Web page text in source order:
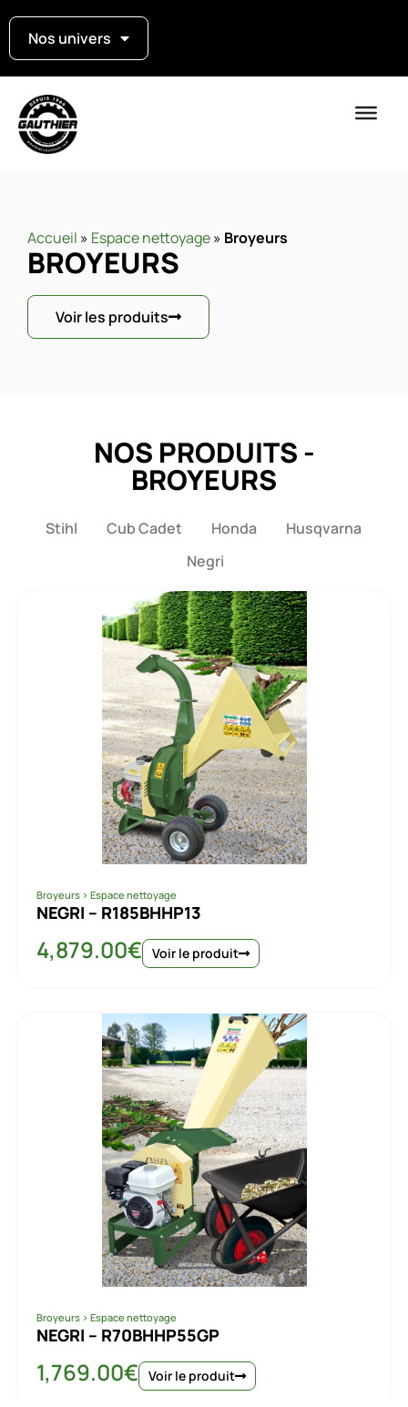
Nos univers
Accueil » Espace nettoyage» Broyeurs
BROYEURS
Voir les produits
NOS PRODUITS -
BROYEURS
Stihl Cub Cadet Honda
Husqvarna
Negri
Broyeurs > Espace nettoyage
NEGRI – R185BHHP13
4,879.00€ Voir le produit
Broyeurs > Espace nettoyage
NEGRI – R70BHHP55GP
1,769.00€ Voir le produit